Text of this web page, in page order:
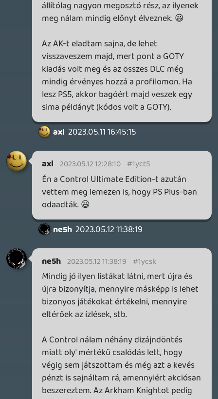
hogy eleve kizártam őket a versenyből.
Másrészt a PS4-es átiratuk borzalmasan
Az Origins kimaradt nekem.
☠️ 7fe 2023.05.11 15:59:22
☠️ 7fe 2023.05.11 15:59:22 #1ycoh
A Batman játékokkal fura viszonyban
vagyok, az első kettő nem tetszett, de az
AK meg fullra bejöt! Pedig abszolút nyilt
világ, meg járműhasználatra épülés ellen
hogy orrvérzésig toltam. Kiváncsi vagyok
az Origins-re, az majd boxon backward
comp-ban fogom tolni.
A Control, Doom, Uncsi 4, HZD nekem is
kiemelkedő helyen szerepelne egy hasonló
Idővel mindenképp, de még a Heavy Rain
és a Beyond is a polcon várakoznak.
Stadia HUN 2023.05.09 10:30:29
Stadia HUN 2023.05.09 10:30:29 #1ycfx
Detroitot nem tudom elégszer ajánlani,
és Steam Deck-en is fut (bár nem
"verified"), szóval nincs mese, előbb-utóbb
sort kell keríteni rá. 🙂
axl 2023.05.09 10:10:55